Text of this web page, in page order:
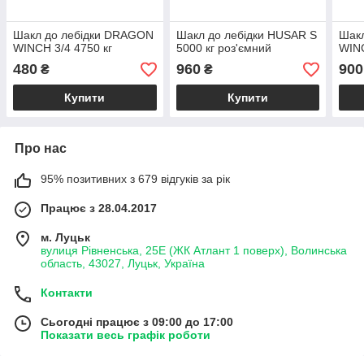
Шакл до лебідки DRAGON
WINCH 3/4 4750 кг
480 ₴
Купити
Шакл до лебідки HUSAR S
5000 кг роз'ємний
960₴
Купити
900
Про нас
95% позитивних з 679 відгуків за рік
Працює з 28.04.2017
м. Луцьк
вулиця Рівненська, 25Е (ЖК Атлант 1 поверх), Волинська
область, 43027, Луцьк, Україна
Контакти
Сьогодні працює з 09:00 до 17:00
Показати весь графік роботи